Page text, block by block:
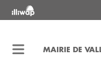
MAIRIE DE